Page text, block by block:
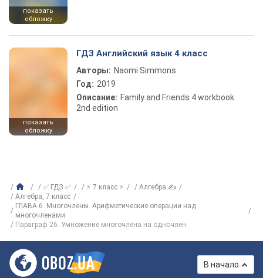
показать
обложку
показать
обложку
ГДЗ Английский язык 4 класс
Авторы: Naomi Simmons
Год: 2019
Описание: Family and Friends 4 workbook
2nd edition
✅ ГДЗ ✅ ⚡ 7 класс ⚡
Алгебра ✍
Алгебра, 7 класс
ГЛАВА 6. Многочлены. Арифметические операции над
многочленами
Параграф 26. Умножение многочлена на одночлен
В начало